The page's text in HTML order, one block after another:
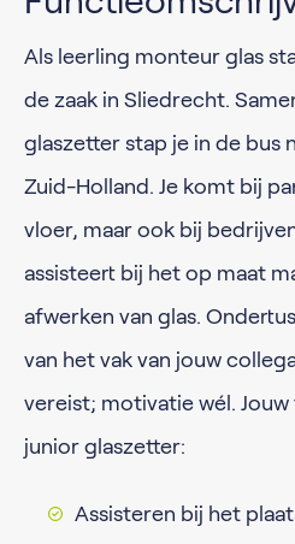
Als leerling monteur glas
de zaak in Sliedrecht.
glaszetter stap je in de bus
Zuid-Holland. Je komt bij
vloer, maar ook bij
assisteert bij het op maat
afwerken van glas.
van het vak van jouw
vereist; motivatie wél. Jouw
junior glaszetter:
Assisteren bij het